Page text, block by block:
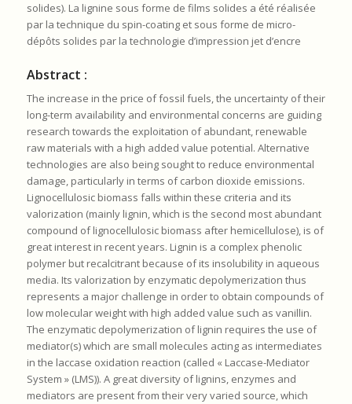
solides). La lignine sous forme de films solides a été réalisée
par la technique du spin-coating et sous forme de micro-
dépôts solides par la technologie d’impression jet d’encre
Abstract :
The increase in the price of fossil fuels, the uncertainty of their
long-term availability and environmental concerns are guiding
research towards the exploitation of abundant, renewable
raw materials with a high added value potential. Alternative
technologies are also being sought to reduce environmental
damage, particularly in terms of carbon dioxide emissions.
Lignocellulosic biomass falls within these criteria and its
valorization (mainly lignin, which is the second most abundant
compound of lignocellulosic biomass after hemicellulose), is of
great interest in recent years. Lignin is a complex phenolic
polymer but recalcitrant because of its insolubility in aqueous
media. Its valorization by enzymatic depolymerization thus
represents a major challenge in order to obtain compounds of
low molecular weight with high added value such as vanillin.
The enzymatic depolymerization of lignin requires the use of
mediator(s) which are small molecules acting as intermediates
in the laccase oxidation reaction (called « Laccase-Mediator
System » (LMS)). A great diversity of lignins, enzymes and
mediators are present from their very varied source, which